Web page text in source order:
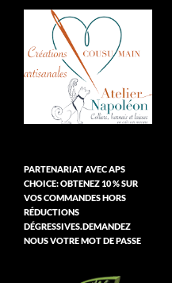
PARTENARIAT AVEC APS
CHOICE: OBTENEZ 10 % SUR
VOS COMMANDES HORS
RÉDUCTIONS
DÉGRESSIVES.DEMANDEZ
NOUS VOTRE MOT DE PASSE